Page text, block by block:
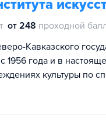
от 248 проходной
Кавказского
1956 года и в
культуры по